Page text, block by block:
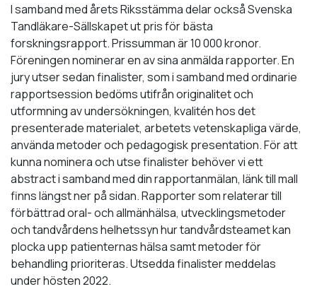
I samband med årets Riksstämma delar också Svenska
Tandläkare-Sällskapet ut pris för bästa
forskningsrapport. Prissumman är 10 000 kronor.
Föreningen nominerar en av sina anmälda rapporter. En
jury utser sedan finalister, som i samband med ordinarie
rapportsession bedöms utifrån originalitet och
utformning av undersökningen, kvalitén hos det
presenterade materialet, arbetets vetenskapliga värde,
använda metoder och pedagogisk presentation. För att
kunna nominera och utse finalister behöver vi ett
abstract i samband med din rapportanmälan, länk till mall
finns längst ner på sidan. Rapporter som relaterar till
förbättrad oral- och allmänhälsa, utvecklingsmetoder
och tandvårdens helhetssyn hur tandvårdsteamet kan
plocka upp patienternas hälsa samt metoder för
behandling prioriteras. Utsedda finalister meddelas
under hösten 2022.